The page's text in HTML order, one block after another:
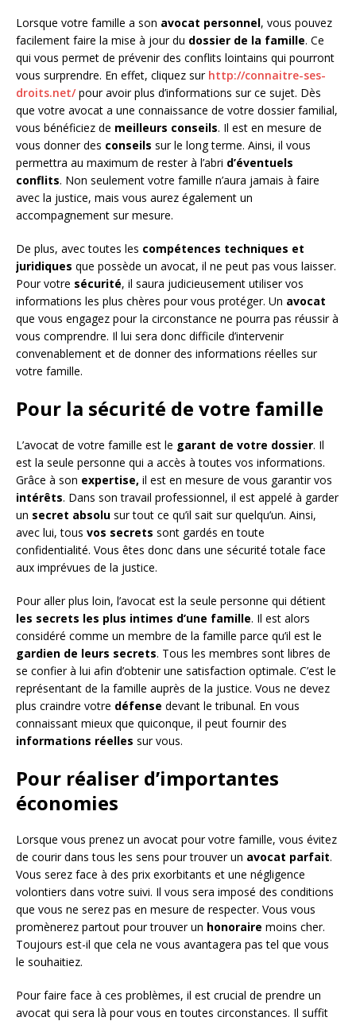
Lorsque votre famille a son avocat personnel, vous pouvez
facilement faire la mise à jour du dossier de la famille. Ce
qui vous permet de prévenir des conflits lointains qui pourront
vous surprendre. En effet, cliquez sur http://connaitre-ses-
droits.net/pour avoir plus d’informations sur ce sujet. Dès
que votre avocat a une connaissance de votre dossier familial,
vous bénéficiez de meilleurs conseils. Il est en mesure de
vous donner des conseils sur le long terme. Ainsi, il vous
permettra au maximum de rester à l’abri d’éventuels
conflits. Non seulement votre famille n’aura jamais à faire
avec la justice, mais vous aurez également un
accompagnement sur mesure.
De plus, avec toutes les compétences techniques et
juridiques que possède un avocat, il ne peut pas vous laisser.
Pour votre sécurité, il saura judicieusement utiliser vos
informations les plus chères pour vous protéger. Un avocat
que vous engagez pour la circonstance ne pourra pas réussir à
vous comprendre. Il lui sera donc difficile d’intervenir
convenablement et de donner des informations réelles sur
votre famille.
Pour la sécurité de votre famille
L’avocat de votre famille est le garant de votre dossier. Il
est la seule personne qui a accès à toutes vos informations.
Grâce à son expertise, il est en mesure de vous garantir vos
intérêts. Dans son travail professionnel, il est appelé à garder
un secret absolu sur tout ce qu’il sait sur quelqu’un. Ainsi,
avec lui, tous vos secrets sont gardés en toute
confidentialité. Vous êtes donc dans une sécurité totale face
aux imprévues de la justice.
Pour aller plus loin, l’avocat est la seule personne qui détient
les secrets les plus intimes d’une famille. Il est alors
considéré comme un membre de la famille parce qu’il est le
gardien de leurs secrets. Tous les membres sont libres de
se confier à lui afin d’obtenir une satisfaction optimale. C’est le
représentant de la famille auprès de la justice. Vous ne devez
plus craindre votre défense devant le tribunal. En vous
connaissant mieux que quiconque, il peut fournir des
informations réelles sur vous.
Pour réaliser d’importantes
économies
Lorsque vous prenez un avocat pour votre famille, vous évitez
de courir dans tous les sens pour trouver un avocat parfait.
Vous serez face à des prix exorbitants et une négligence
volontiers dans votre suivi. Il vous sera imposé des conditions
que vous ne serez pas en mesure de respecter. Vous vous
promènerez partout pour trouver un honoraire moins cher.
Toujours est-il que cela ne vous avantagera pas tel que vous
le souhaitiez.
Pour faire face à ces problèmes, il est crucial de prendre un
avocat qui sera là pour vous en toutes circonstances. Il suffit